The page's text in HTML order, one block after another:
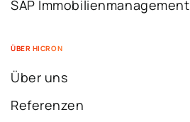
SAP Immobilienmanagement
ÜBER HICRON
Über uns
Referenzen